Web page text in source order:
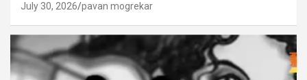
July 30, 2026 pavan mogrekar